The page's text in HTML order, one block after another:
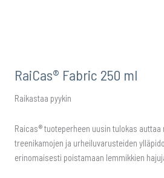
RaiCas® Fabric 250 ml
Raikastaa pyykin
Raicas® tuoteperheen uusin tulokas auttaa
treenikamojen ja urheiluvarusteiden
erinomaisesti poistamaan lemmikkien